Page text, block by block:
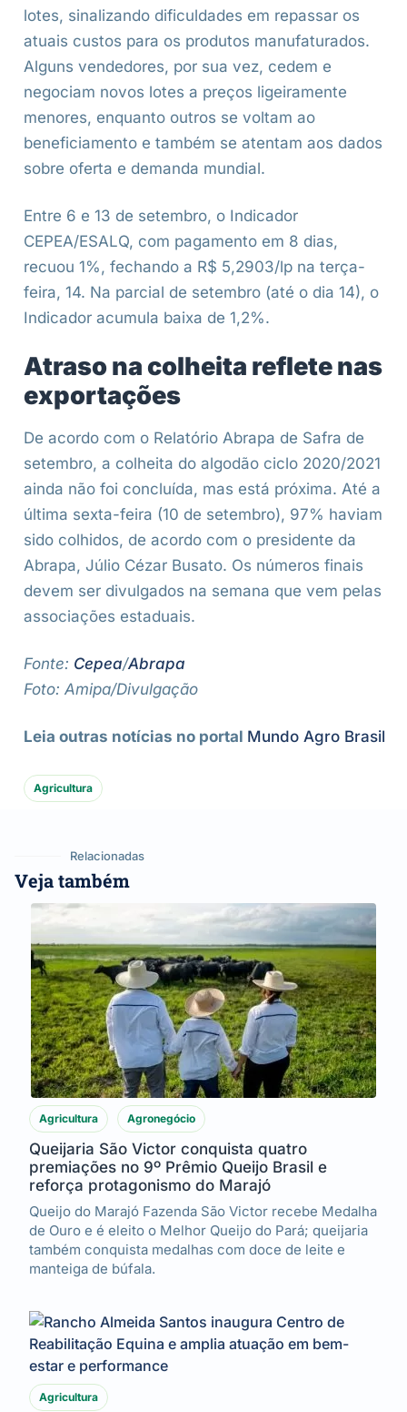
lotes, sinalizando dificuldades em repassar os
atuais custos para os produtos manufaturados.
Alguns vendedores, por sua vez, cedem e
negociam novos lotes a preços ligeiramente
menores, enquanto outros se voltam ao
beneficiamento e também se atentam aos dados
sobre oferta e demanda mundial.
Entre 6 e 13 de setembro, o Indicador
CEPEA/ESALQ, com pagamento em 8 dias,
recuou 1%, fechando a R$ 5,2903/lp na terça-
feira, 14. Na parcial de setembro (até o dia 14), o
Indicador acumula baixa de 1,2%.
Atraso na colheita reflete nas
exportações
De acordo com o Relatório Abrapa de Safra de
setembro, a colheita do algodão ciclo 2020/2021
ainda não foi concluída, mas está próxima. Até a
última sexta-feira (10 de setembro), 97% haviam
sido colhidos, de acordo com o presidente da
Abrapa, Júlio Cézar Busato. Os números finais
devem ser divulgados na semana que vem pelas
associações estaduais.
Fonte: Cepea/Abrapa
Foto: Amipa/Divulgação
Leia outras notícias no portal Mundo Agro Brasil
Agricultura
Relacionadas
Veja também
Agricultura Agronegócio
Queijaria São Victor conquista quatro
premiações no 9º Prêmio Queijo Brasil e
reforça protagonismo do Marajó
Queijo do Marajó Fazenda São Victor recebe Medalha
de Ouro e é eleito o Melhor Queijo do Pará; queijaria
também conquista medalhas com doce de leite e
manteiga de búfala.
Agricultura